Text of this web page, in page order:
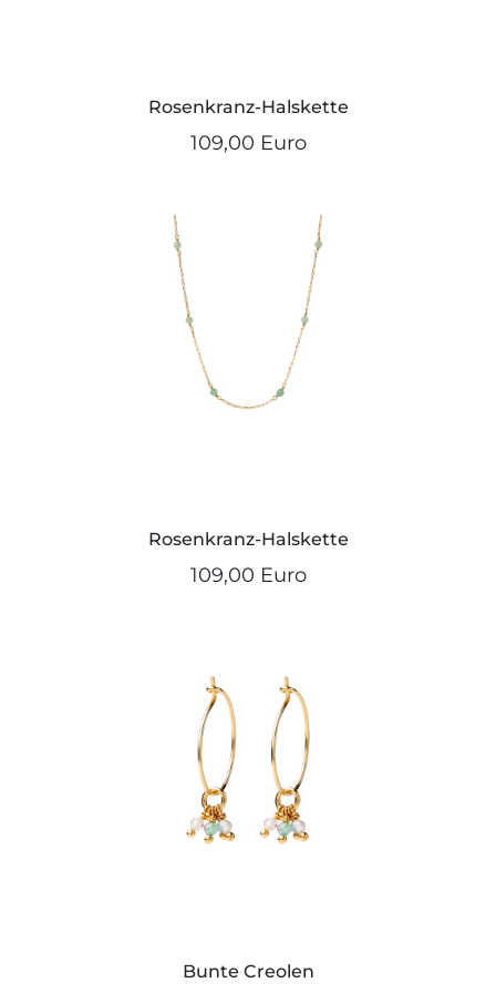
Rosenkranz-Halskette
109,00 Euro
Rosenkranz-Halskette
109,00 Euro
Bunte Creolen